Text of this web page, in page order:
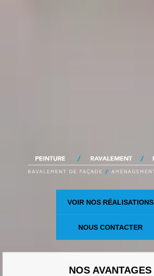
VOIR NOS RÉALISATIONS
NOUS CONTACTER
NOS AVANTAGES